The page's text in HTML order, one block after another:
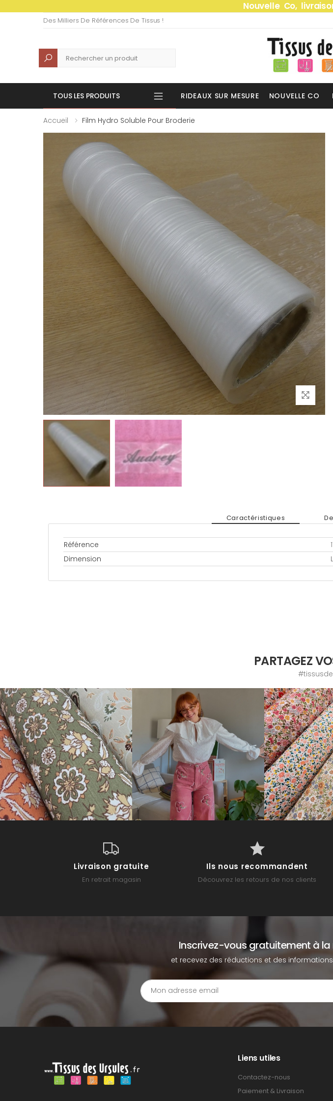
Nouvelle Co,
Des Milliers De Références De Tissus !
Recherche
TOUS LES PRODUITS RIDEAUX SUR MESURE NOUVELLE CO
Accueil Film Hydro Soluble Pour Broderie
Caractéristiques
Référence
Dimension
PARTAGEZ
Livraison gratuite
En retrait magasin
Ils nous recommandent
Découvrez les retours de nos clients
Inscrivez-vous gratuitement à la
et recevez des réductions et des
Liens utiles
Contactez-nous
Paiement & Livraison